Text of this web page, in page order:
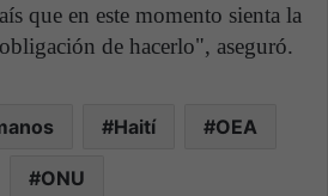
que en este momento sienta la
de hacerlo", aseguró.
Haití OEA
ONU